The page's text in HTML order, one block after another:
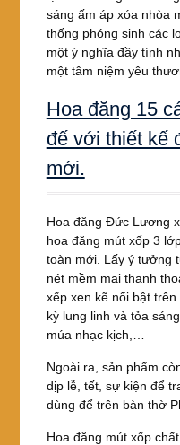
sáng ấm áp xóa nhòa
thống phóng sinh các
một ý nghĩa đầy tính
một tâm niệm yêu
Hoa đăng 15
đế với thiết kế
mới.
Hoa đăng Đức Lương
hoa đăng mút xốp 3
toàn mới. Lấy ý tưởng
nét mềm mại thanh
xếp xen kẽ nổi bật
kỳ lung linh và tỏa
múa nhạc kịch,…
Ngoài ra, sản phẩm
dịp lễ, tết, sự kiện để
dùng để trên bàn thờ
Hoa đăng mút xốp